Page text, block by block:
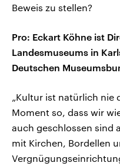
Beweis zu stellen?
Pro: Eckart Köhne ist
Landesmuseums in
Deutschen
„Kultur ist natürlich nie
Moment so, dass wir
auch geschlossen sind
mit Kirchen, Bordellen